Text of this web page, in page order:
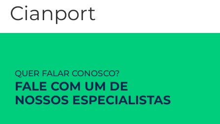
Cianport
QUER FALAR CONOSCO?
FALE COM UM DE
NOSSOS ESPECIALISTAS